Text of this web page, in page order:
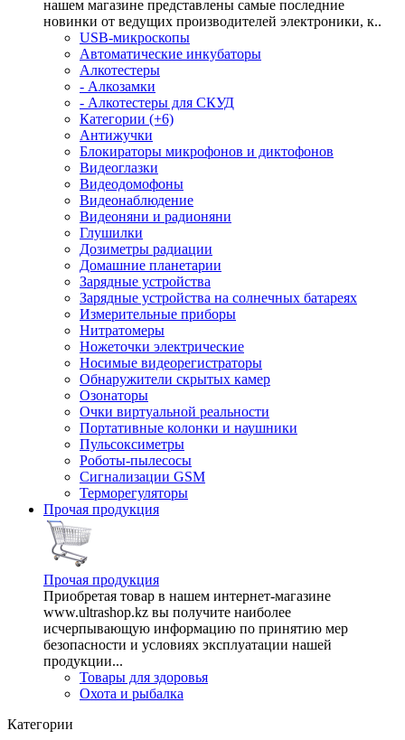
нашем магазине представлены самые последние
новинки от ведущих производителей электроники, к..
USB-микроскопы
Автоматические инкубаторы
Алкотестеры
- Алкозамки
- Алкотестеры для СКУД
Категории (+6)
Антижучки
Блокираторы микрофонов и диктофонов
Видеоглазки
Видеодомофоны
Видеонаблюдение
Видеоняни и радионяни
Глушилки
Дозиметры радиации
Домашние планетарии
Зарядные устройства
Зарядные устройства на солнечных батареях
Измерительные приборы
Нитратомеры
Ножеточки электрические
Носимые видеорегистраторы
Обнаружители скрытых камер
Озонаторы
Очки виртуальной реальности
Портативные колонки и наушники
Пульсоксиметры
Роботы-пылесосы
Сигнализации GSM
Терморегуляторы
Прочая продукция
Прочая продукция
Приобретая товар в нашем интернет-магазине
www.ultrashop.kz вы получите наиболее
исчерпывающую информацию по принятию мер
безопасности и условиях эксплуатации нашей
продукции...
Товары для здоровья
Охота и рыбалка
Категории